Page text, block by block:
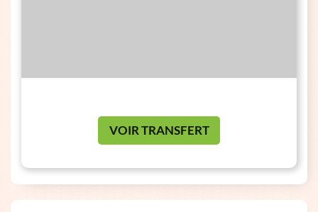
VOIR TRANSFERT